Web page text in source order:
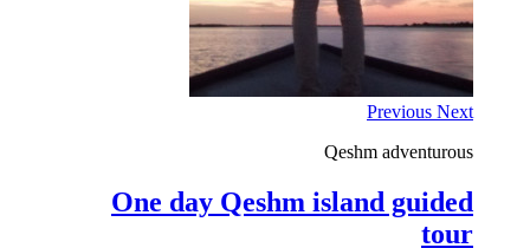
Previous Next
Qeshm adventurous
One day Qeshm island guided
tour